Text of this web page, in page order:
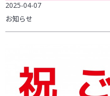
2025-04-07
お知らせ